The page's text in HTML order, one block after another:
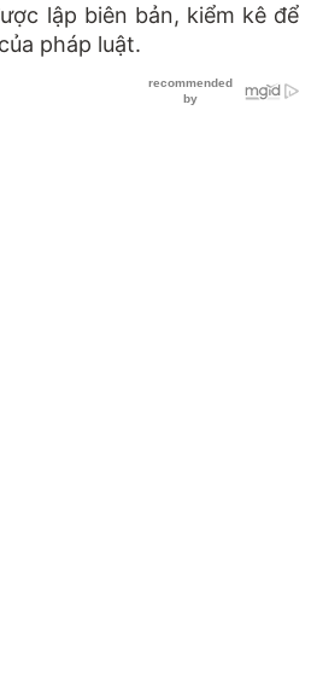
lập biên bản, kiểm kê để
pháp luật.